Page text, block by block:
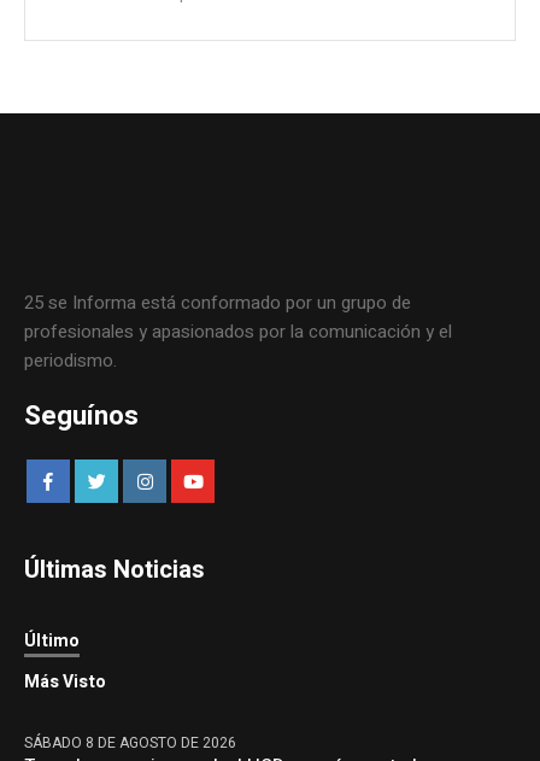
25 se Informa está conformado por un grupo de
profesionales y apasionados por la comunicación y el
periodismo.
Seguínos
Últimas Noticias
Último
Más Visto
SÁBADO 8 DE AGOSTO DE 2026